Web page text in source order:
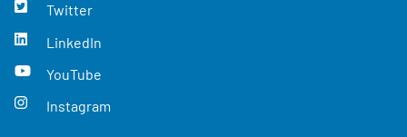
Twitter
LinkedIn
YouTube
Instagram